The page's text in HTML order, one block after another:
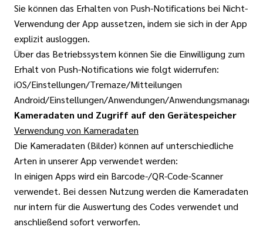
Sie können das Erhalten von Push-Notifications bei Nicht-
Verwendung der App aussetzen, indem sie sich in der App
explizit ausloggen.
Über das Betriebssystem können Sie die Einwilligung zum
Erhalt von Push-Notifications wie folgt widerrufen:
iOS/Einstellungen/Tremaze/Mitteilungen
Android/Einstellungen/Anwendungen/
Kameradaten und Zugriff auf den Gerätespeicher
Verwendung von Kameradaten
Die Kameradaten (Bilder) können auf unterschiedliche
Arten in unserer App verwendet werden:
In einigen Apps wird ein Barcode-/QR-Code-Scanner
verwendet. Bei dessen Nutzung werden die Kameradaten
nur intern für die Auswertung des Codes verwendet und
anschließend sofort verworfen.